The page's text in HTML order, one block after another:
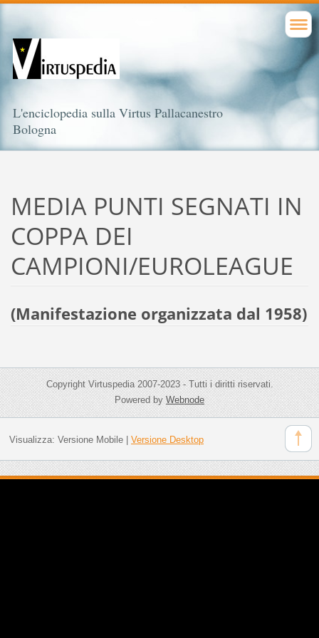
L'enciclopedia sulla Virtus Pallacanestro
Bologna
MEDIA PUNTI SEGNATI IN
COPPA DEI
CAMPIONI/EUROLEAGUE
(Manifestazione organizzata dal 1958)
Copyright Virtuspedia 2007-2023 - Tutti i diritti riservati.
Powered byWebnode
Visualizza: Versione Mobile| Versione Desktop